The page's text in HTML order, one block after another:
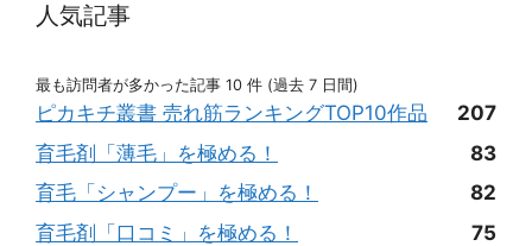
人気記事
最も訪問者が多かった記事 10 件 (過去 7 日間)
ピカキチ叢書 売れ筋ランキングTOP10作品
207
育毛剤「薄毛」を極める！
83
育毛「シャンプー」を極める！
82
育毛剤「口コミ」を極める！
75